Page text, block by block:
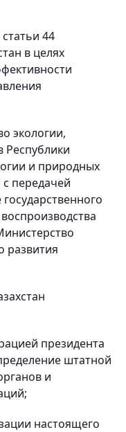
44
в целях
экологии,
Республики
и природных
с передачей
развития
президента
штатной
и
настоящего